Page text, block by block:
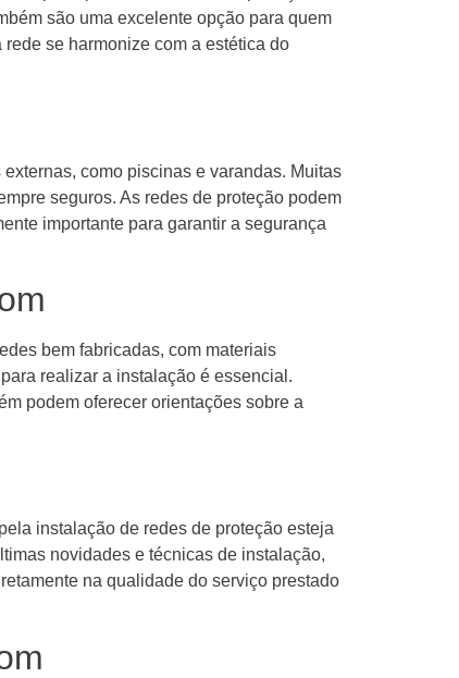
são uma excelente opção para quem
se harmonize com a estética do
como piscinas e varandas. Muitas
seguros. As redes de proteção podem
importante para garantir a segurança
bem fabricadas, com materiais
realizar a instalação é essencial.
podem oferecer orientações sobre a
instalação de redes de proteção esteja
novidades e técnicas de instalação,
na qualidade do serviço prestado